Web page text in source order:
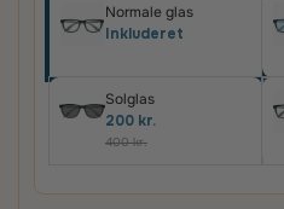
Normale glas
Inkluderet
Solglas
200 kr.
400 kr.